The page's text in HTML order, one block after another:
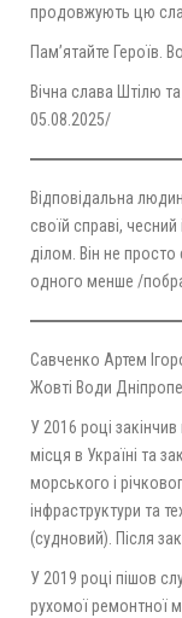
продовжують цю
Пам’ятайте Героїв.
Вічна слава Штілю
05.08.2025/
Відповідальна
своїй справі,
ділом. Він не просто
одного менше /
Савченко Артем
Жовті Води
У 2016 році
місця в Україні та
морського і
інфраструктури та
(судновий). Після
У 2019 році пішов
рухомої ремонтної